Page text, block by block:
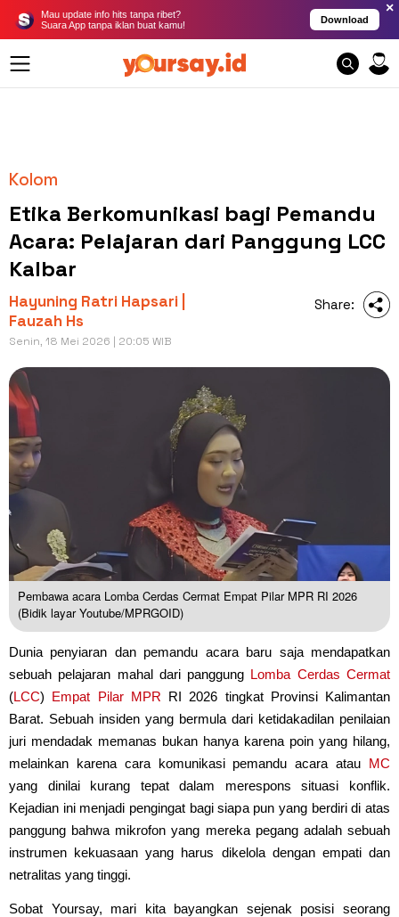
Mau update info hits tanpa ribet?
Suara App tanpa iklan buat kamu!
Download
×
Kolom
Etika Berkomunikasi bagi Pemandu
Acara: Pelajaran dari Panggung LCC
Kalbar
Hayuning Ratri Hapsari |
Fauzah Hs
Senin, 18 Mei 2026 | 20:05 WIB
Share:
Pembawa acara Lomba Cerdas Cermat Empat Pilar MPR RI 2026
(Bidik layar Youtube/MPRGOID)
Dunia penyiaran dan pemandu acara baru saja mendapatkan
sebuah pelajaran mahal dari panggung Lomba Cerdas Cermat
(LCC) Empat Pilar MPR RI 2026 tingkat Provinsi Kalimantan
Barat. Sebuah insiden yang bermula dari ketidakadilan penilaian
juri mendadak memanas bukan hanya karena poin yang hilang,
melainkan karena cara komunikasi pemandu acara atau MC
yang dinilai kurang tepat dalam merespons situasi konflik.
Kejadian ini menjadi pengingat bagi siapa pun yang berdiri di atas
panggung bahwa mikrofon yang mereka pegang adalah sebuah
instrumen kekuasaan yang harus dikelola dengan empati dan
netralitas yang tinggi.
Sobat Yoursay, mari kita bayangkan sejenak posisi seorang